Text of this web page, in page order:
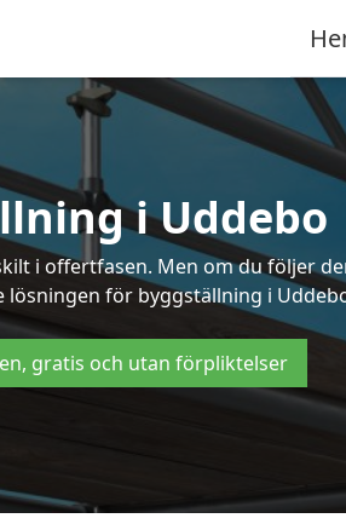
i Uddebo
i offertfasen. Men om du följer
lösningen för byggställning i
gratis och utan förpliktelser